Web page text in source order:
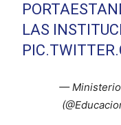
LAS
— Ministerio